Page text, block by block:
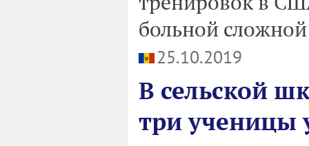
больной
25.10.2019
В сельской
три ученицы